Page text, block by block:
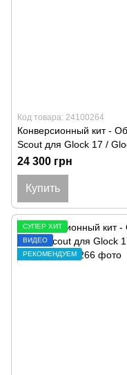
Код товара: 24100264
Конверсионный кит -
Scout для Glock 17 /
24 300 грн
Купить
СУПЕР ХИТ
ВИДЕО
РЕКОМЕНДУЕМ